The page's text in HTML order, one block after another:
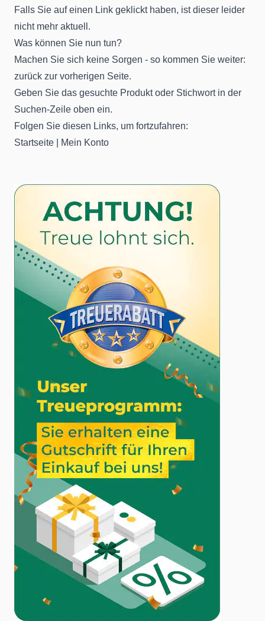
Falls Sie auf einen Link geklickt haben, ist dieser leider
nicht mehr aktuell.
Was können Sie nun tun?
Machen Sie sich keine Sorgen - so kommen Sie weiter:
zurück zur vorherigen Seite.
Geben Sie das gesuchte Produkt oder Stichwort in der
Suchen-Zeile oben ein.
Folgen Sie diesen Links, um fortzufahren:
Startseite
Mein Konto